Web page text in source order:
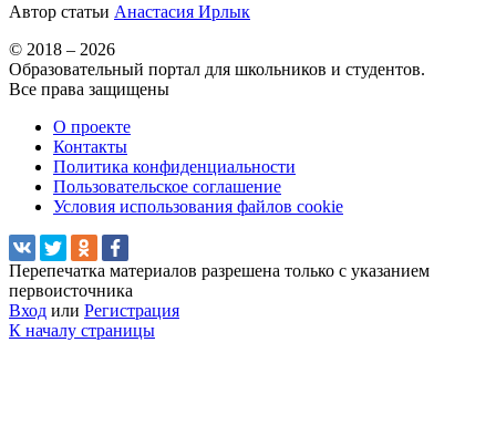
Автор статьи Анастасия Ирлык
© 2018 – 2026
Образовательный портал для школьников и студентов.
Все права защищены
О проекте
Контакты
Политика конфиденциальности
Пользовательское соглашение
Условия использования файлов cookie
Перепечатка материалов разрешена только с указанием
первоисточника
Вход или Регистрация
К началу страницы